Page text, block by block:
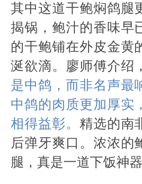
其中这道干鲍焖鸽腿
揭锅，鲍汁的香味早
的干鲍铺在外皮金黄
涎欲滴。廖师傅介绍
是中鸽，而非名声最
中鸽的肉质更加厚实
相得益彰。 精选的南
后弹牙爽口。浓浓的
腿，真是一道下饭神器